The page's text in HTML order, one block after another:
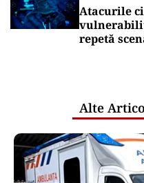
Atacurile
repetă
Alte